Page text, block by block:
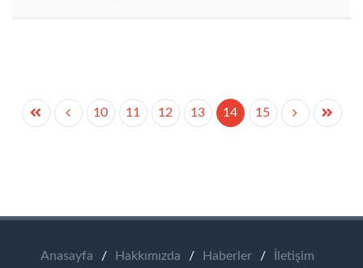
10 11 12 13 14 15
Anasayfa / Hakkımızda / Haberler / İletişim